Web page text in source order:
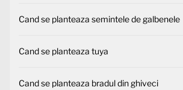
Cand se planteaza semintele de galbenele
Cand se planteaza tuya
Cand se planteaza bradul din ghiveci